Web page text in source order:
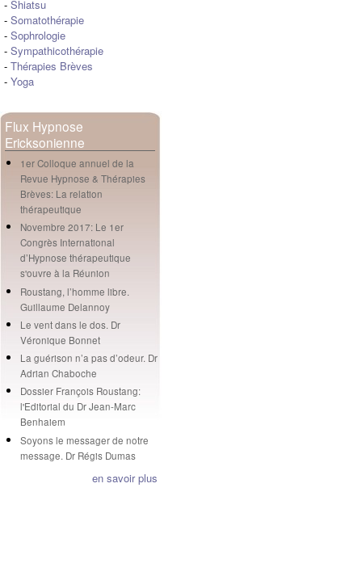
- Shiatsu
- Somatothérapie
- Sophrologie
- Sympathicothérapie
- Thérapies Brèves
- Yoga
Flux Hypnose
Ericksonienne
1er Colloque annuel de la
Revue Hypnose & Thérapies
Brèves: La relation
thérapeutique
Novembre 2017: Le 1er
Congrès International
d’Hypnose thérapeutique
s'ouvre à la Réunion
Roustang, l’homme libre.
Guillaume Delannoy
Le vent dans le dos. Dr
Véronique Bonnet
La guérison n’a pas d’odeur. Dr
Adrian Chaboche
Dossier François Roustang:
l'Editorial du Dr Jean-Marc
Benhaiem
Soyons le messager de notre
message. Dr Régis Dumas
en savoir plus